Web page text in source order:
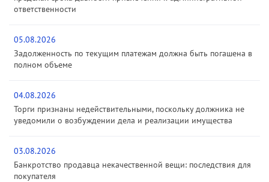
ответственности
05.08.2026
Задолженность по текущим платежам должна быть погашена в
полном объеме
04.08.2026
Торги признаны недействительными, поскольку должника не
уведомили о возбуждении дела и реализации имущества
03.08.2026
Банкротство продавца некачественной вещи: последствия для
покупателя